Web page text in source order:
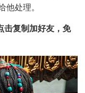
处理。
击复制加好友，免